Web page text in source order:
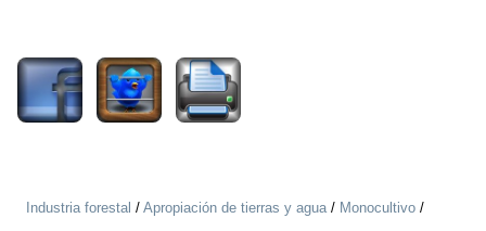
Industria forestal / Apropiación de tierras y agua/ Monocultivo /